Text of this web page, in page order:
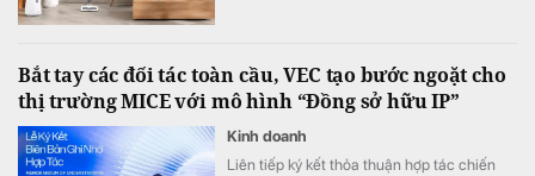
Bắt tay các đối tác toàn cầu, VEC tạo bước ngoặt cho
thị trường MICE với mô hình “Đồng sở hữu IP”
Kinh doanh
Liên tiếp ký kết thỏa thuận hợp tác chiến